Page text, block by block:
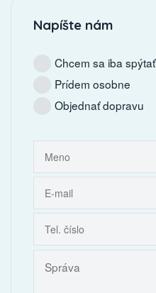
Napíšte nám
Chcem sa iba spýtať
Prídem osobne
Objednať dopravu